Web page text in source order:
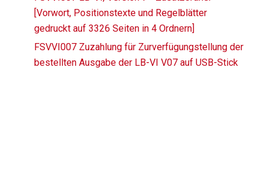
[Vorwort, Positionstexte und Regelblätter
gedruckt auf 3326 Seiten in 4 Ordnern]
FSVVI007 Zuzahlung für Zurverfügungstellung der
bestellten Ausgabe der LB-VI V07 auf USB-Stick